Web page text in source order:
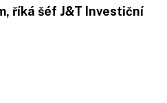
říká šéf J&T Investiční